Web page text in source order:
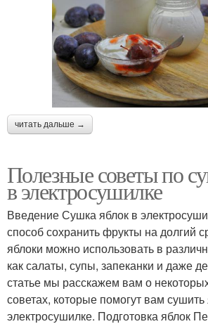
читать дальше →
Полезные советы по
в электросушилке
Введение Сушка яблок в
способ сохранить фрукты на долгий
яблоки можно использовать в
как салаты, супы, запеканки и даже
статье мы расскажем вам о
советах, которые помогут вам сушить
электросушилке. Подготовка яблок